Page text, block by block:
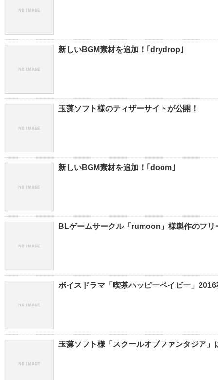
新しいBGM素材を追加！｢drydrop｣
玉藻ソフト様のティザーサイトが公開！
新しいBGM素材を追加！｢doom｣
BLゲームサークル「rumoon」様製作のフ
ボイスドラマ「喫茶ハッピーベイビー」
玉藻ソフト様「スクールオブファンタジア